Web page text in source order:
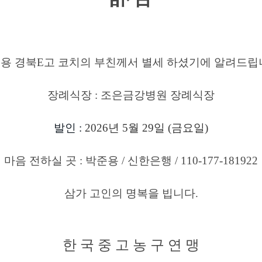
경북E고 코치의 부친께서 별세 하셨기에 알려드립
장례식장 : 조은금강병원 장례식장
발인 : 2026년 5월 29일 (금요일)
마음 전하실 곳 : 박준용 / 신한은행 / 110-177-181922
삼가 고인의 명복을 빕니다.
한 국 중 고 농 구 연 맹